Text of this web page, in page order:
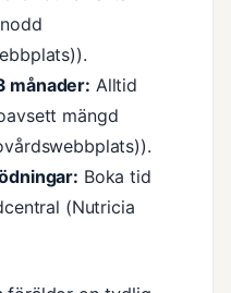
månader: Alltid
mängd
Boka tid
(Nutricia